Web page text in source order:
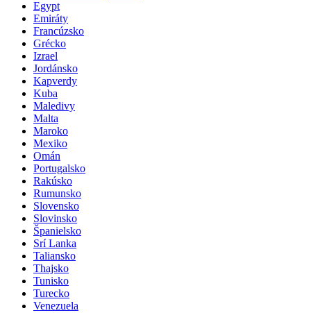
Egypt
Emiráty
Francúzsko
Grécko
Izrael
Jordánsko
Kapverdy
Kuba
Maledivy
Malta
Maroko
Mexiko
Omán
Portugalsko
Rakúsko
Rumunsko
Slovensko
Slovinsko
Španielsko
Srí Lanka
Taliansko
Thajsko
Tunisko
Turecko
Venezuela